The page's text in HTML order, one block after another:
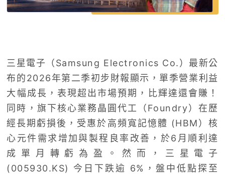
三星電子（Samsung Electronics Co.）最新公
布的2026年第二季初步財報顯示，單季營業利益
大幅成長，表現超出市場預期，比輝達還會賺！
同時，旗下核心業務晶圓代工（Foundry）在歷
經長期虧損後，受惠於高頻寬記憶體 (HBM）核
心元件需求增加與製程良率改善，於6月順利達
成單月轉虧為盈。然而，三星電子
(005930.KS) 今日下跌逾 6%，盤中低點探至